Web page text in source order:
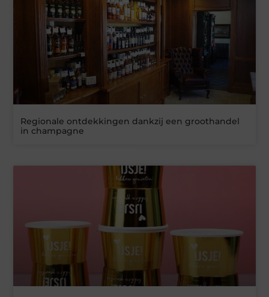
Regionale ontdekkingen dankzij een groothandel
in champagne